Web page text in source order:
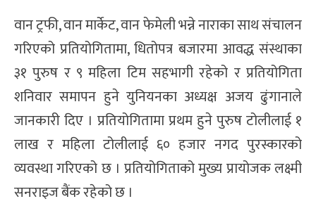
वान ट्रफी, वान मार्केट, वान फेमेली भन्ने नाराका साथ संचालन
गरिएको प्रतियोगितामा, धितोपत्र बजारमा आवद्ध संस्थाका
३१ पुरुष र ९ महिला टिम सहभागी रहेको र प्रतियोगिता
शनिवार समापन हुने युनियनका अध्यक्ष अजय ढुंगानाले
जानकारी दिए । प्रतियोगितामा प्रथम हुने पुरुष टोलीलाई १
लाख र महिला टोलीलाई ६० हजार नगद पुरस्कारको
व्यवस्था गरिएको छ । प्रतियोगिताको मुख्य प्रायोजक लक्ष्मी
सनराइज बैंक रहेको छ ।